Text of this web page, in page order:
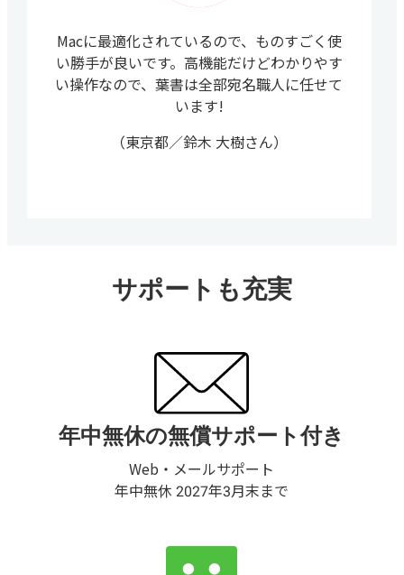
Macに最適化されているので、ものすごく使
い勝手が良いです。高機能だけどわかりやす
い操作なので、葉書は全部宛名職人に任せて
います!
（東京都／鈴木 大樹さん）
サポートも充実
年中無休の無償サポート付き
Web・メールサポート
年中無休 2027年3月末まで